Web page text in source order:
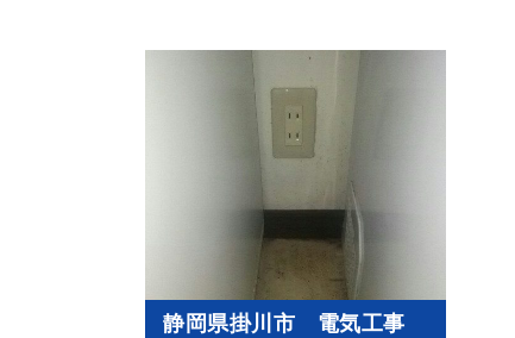
静岡県掛川市 電気工事